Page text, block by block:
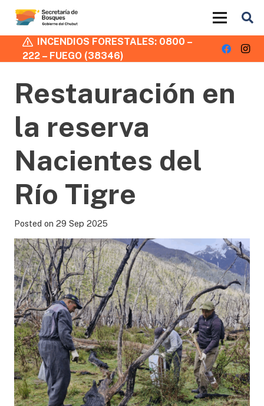
INCENDIOS FORESTALES: 0800 –
222 – FUEGO (38346)
Restauración en
la reserva
Nacientes del
Río Tigre
Posted on 29 Sep 2025